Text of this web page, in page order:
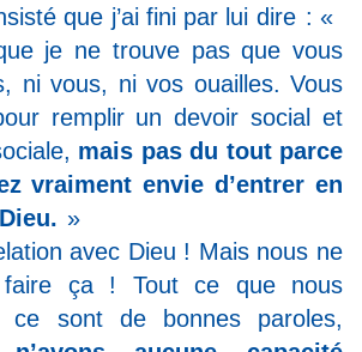
que j’ai fini par lui dire : «
je ne trouve pas que vous
ni vous, ni vos ouailles. Vous
remplir un devoir social et
mais pas du tout parce
vraiment envie d’entrer en
»
avec Dieu ! Mais nous ne
faire ça ! Tout ce que nous
ce sont de bonnes paroles,